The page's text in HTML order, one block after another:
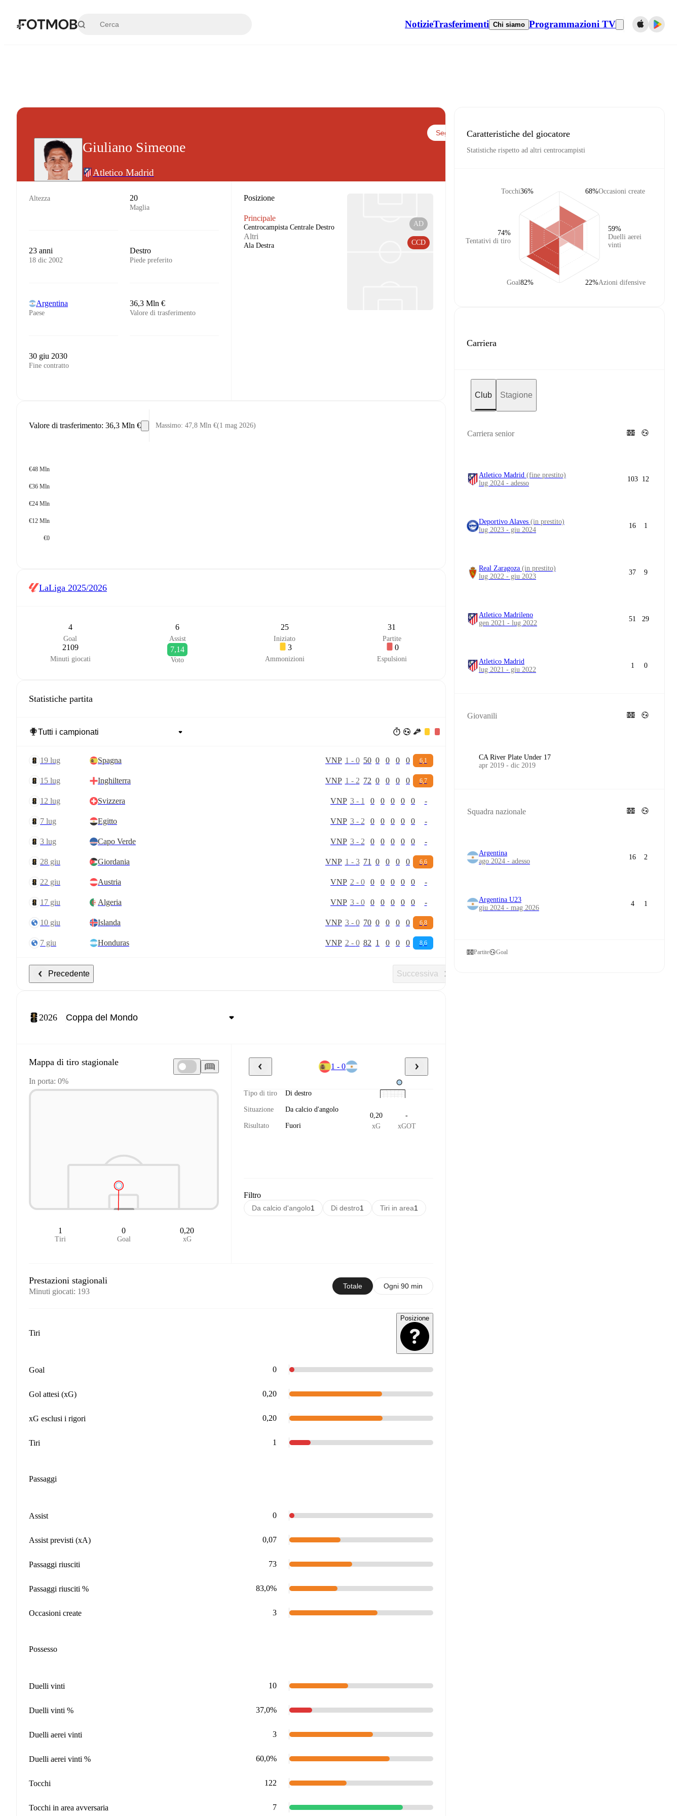
NotizieTrasferimenti Chi siamo Programmazioni TV
Giuliano Simeone
Atletico Madrid
Segui
Altezza 20
Maglia
23 anni
18 dic 2002
Destro
Piede preferito
Argentina
Paese
36,3 Mln €
Valore di trasferimento
30 giu 2030
Fine contratto
Posizione
Principale
Centrocampista Centrale Destro
Altri
Ala Destra CCD
AD
Valore di trasferimento: 36,3 Mln € Massimo: 47,8 Mln €(1 mag 2026)
€48 Mln
€36 Mln
€24 Mln
€12 Mln
€0
LaLiga 2025/2026
4
Goal
6
Assist
25
Iniziato
31
Partite
2109
Minuti giocati
7,14
Voto
3
Ammonizioni
0
Espulsioni
Statistiche partita
19 lug Spagna VNP 1 - 0 50 0 0 0 0 6,1
15 lug Inghilterra VNP 1 - 2 72 0 0 0 0 6,7
12 lug Svizzera VNP 3- 1 0 0 0 0 0 -
7 lug Egitto VNP 3- 2 0 0 0 0 0 -
3 lug Capo Verde VNP 3- 2 0 0 0 0 0 -
28 giu Giordania VNP 1 - 3 71 0 0 0 0 6,6
22 giu Austria VNP 2 - 0 0 0 0 0 0 -
17 giu Algeria VNP 3- 0 0 0 0 0 0 -
10 giu Islanda VNP 3- 0 70 0 0 0 0 6,8
7 giu Honduras VNP 2 - 0 82 1 0 0 0 8,6
Precedente Successiva
2026
Mappa di tiro stagionale
In porta: 0%
1
Tiri
0
Goal
0,20
xG
1 - 0
Tipo di tiro Di destro
Situazione Da calcio d'angolo
Risultato Fuori
0,20
xG
-
xGOT
Filtro
Da calcio d'angolo1 Di destro1 Tiri in area1
Prestazioni stagionali
Minuti giocati: 193
Totale Ogni 90 min
Tiri
Posizione
Goal 0
Gol attesi (xG) 0,20
xG esclusi i rigori 0,20
Tiri 1
Passaggi
Assist 0
Assist previsti (xA) 0,07
Passaggi riusciti 73
Passaggi riusciti % 83,0%
Occasioni create 3
Possesso
Duelli vinti 10
Duelli vinti % 37,0%
Duelli aerei vinti 3
Duelli aerei vinti % 60,0%
Tocchi 122
Tocchi in area avversaria 7
Caratteristiche del giocatore
Statistiche rispetto ad altri centrocampisti
Tocchi36%
Tentativi di tiro
74%
Goal82%
Occasioni create
68%
Duelli aerei
vinti
59%
Azioni difensive
22%
Carriera
Club Stagione
Carriera senior
Atletico Madrid (fine prestito)
lug 2024 - adesso
103 12
Deportivo Alaves (in prestito)
lug 2023 - giu 2024
16 1
Real Zaragoza (in prestito)
lug 2022 - giu 2023
37 9
Atletico Madrileno
gen 2021 - lug 2022
51 29
Atletico Madrid
lug 2021 - giu 2022
1 0
Giovanili
CA River Plate Under 17
apr 2019 - dic 2019
Squadra nazionale
Argentina
ago 2024 - adesso
16 2
Argentina U23
giu 2024 - mag 2026
4 1
Partite Goal